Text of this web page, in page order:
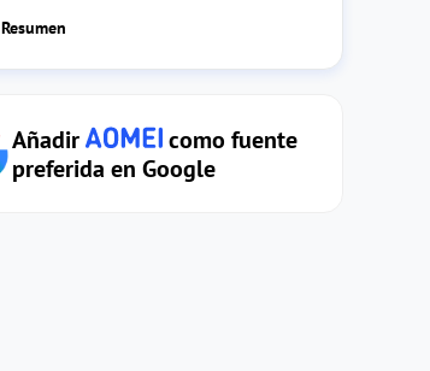
Resumen
Añadir
como fuente
preferida en Google